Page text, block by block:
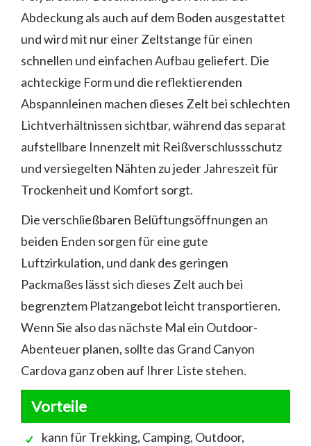
Abdeckung als auch auf dem Boden ausgestattet
und wird mit nur einer Zeltstange für einen
schnellen und einfachen Aufbau geliefert. Die
achteckige Form und die reflektierenden
Abspannleinen machen dieses Zelt bei schlechten
Lichtverhältnissen sichtbar, während das separat
aufstellbare Innenzelt mit Reißverschlussschutz
und versiegelten Nähten zu jeder Jahreszeit für
Trockenheit und Komfort sorgt.
Die verschließbaren Belüftungsöffnungen an
beiden Enden sorgen für eine gute
Luftzirkulation, und dank des geringen
Packmaßes lässt sich dieses Zelt auch bei
begrenztem Platzangebot leicht transportieren.
Wenn Sie also das nächste Mal ein Outdoor-
Abenteuer planen, sollte das Grand Canyon
Cardova ganz oben auf Ihrer Liste stehen.
Vorteile
kann für Trekking, Camping, Outdoor,